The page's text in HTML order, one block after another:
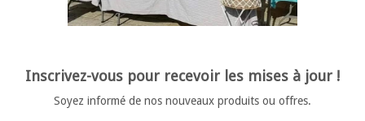
vide poche
décoration
Rechercher
POWERED BY
Inscrivez-vous pour recevoir les mises à jour !
Soyez informé de nos nouveaux produits ou offres.